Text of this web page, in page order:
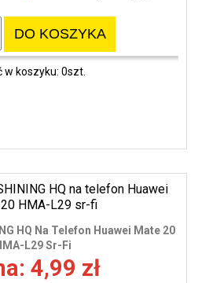
DO KOSZYKA
w koszyku: 0szt.
HQ Na Telefon Huawei Mate 20
L29 Sr-Fi
4,99 zł